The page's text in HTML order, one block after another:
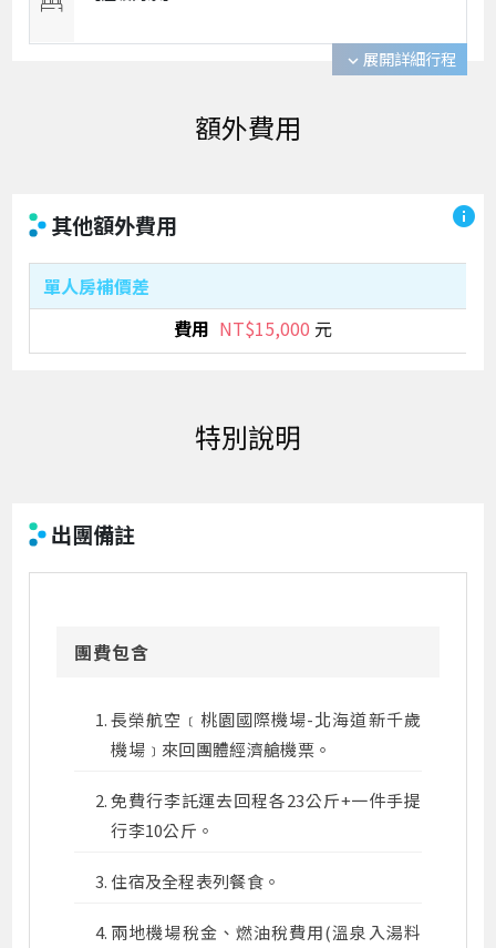
expand_more 展開詳細行程
其他額外費用
單人房補價差
NT$15,000 元
info
出團備註
團費包含
長榮航空﹝桃園國際機場-北海道新千歲
機場﹞來回團體經濟艙機票。
免費行李託運去回程各23公斤+一件手提
行李10公斤。
住宿及全程表列餐食。
兩地機場稅金、燃油稅費用(溫泉入湯料